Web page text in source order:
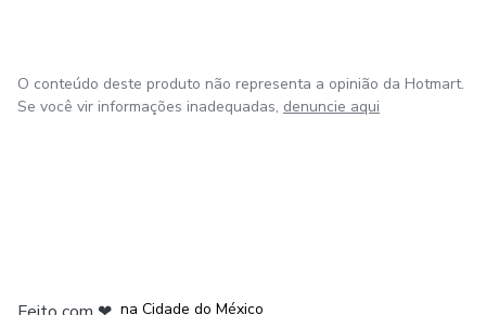
O conteúdo deste produto não representa a opinião da Hotmart.
Se você vir informações inadequadas, denuncie aqui
na Cidade do México